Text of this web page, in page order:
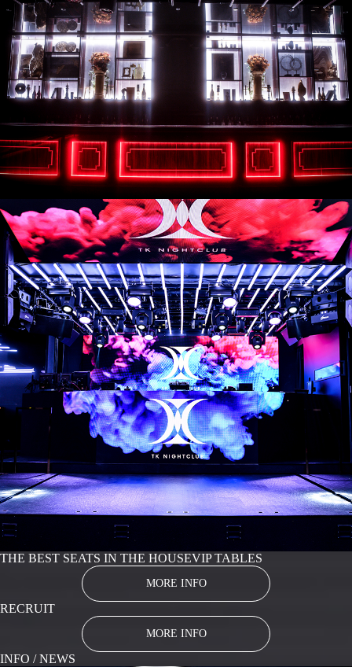
THE BEST SEATS IN THE HOUSEVIP TABLES
MORE INFO
RECRUIT
MORE INFO
INFO / NEWS